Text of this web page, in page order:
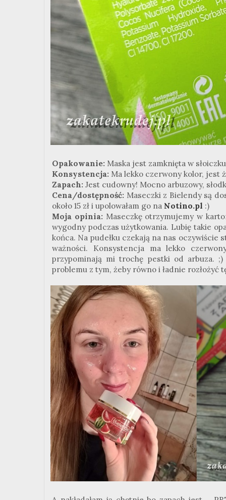
Opakowanie: Maska jest zamknięta w
Konsystencja: Ma lekko czerwony kolor, jest
Zapach: Jest cudowny! Mocno arbuzowy,
Cena/dostępność: Maseczki z Bielendy są
około 15 zł i upolowałam go na Notino.pl :)
Moja opinia: Maseczkę otrzymujemy w
wygodny podczas użytkowania. Lubię takie
końca. Na pudełku czekają na nas
ważności. Konsystencja ma lekko
przypominają mi trochę pestki od arbuza.
problemu z tym, żeby równo i ładnie rozłożyć